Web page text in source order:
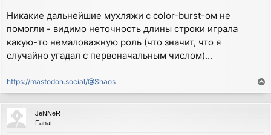
Никакие дальнейшие мухляжи с color-burst-ом не
помогли - видимо неточность длины строки играла
какую-то немаловажную роль (что значит, что я
случайно угадал с первоначальным числом)...
https://mastodon.social/@Shaos
o
p
JeNNeR
Fanat